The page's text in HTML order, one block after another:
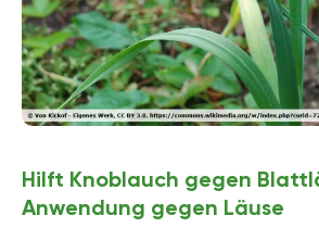
Hilft Knoblauch gegen
Anwendung gegen Läuse